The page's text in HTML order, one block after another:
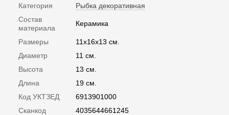
Категория
Рыбка декоративная
Состав
материала
Керамика
Размеры
11х16х13 см.
Диаметр
11 см.
Высота
13 см.
Длина
19 см.
Код УКТЗЕД
6913901000
Сканкод
4035644661245